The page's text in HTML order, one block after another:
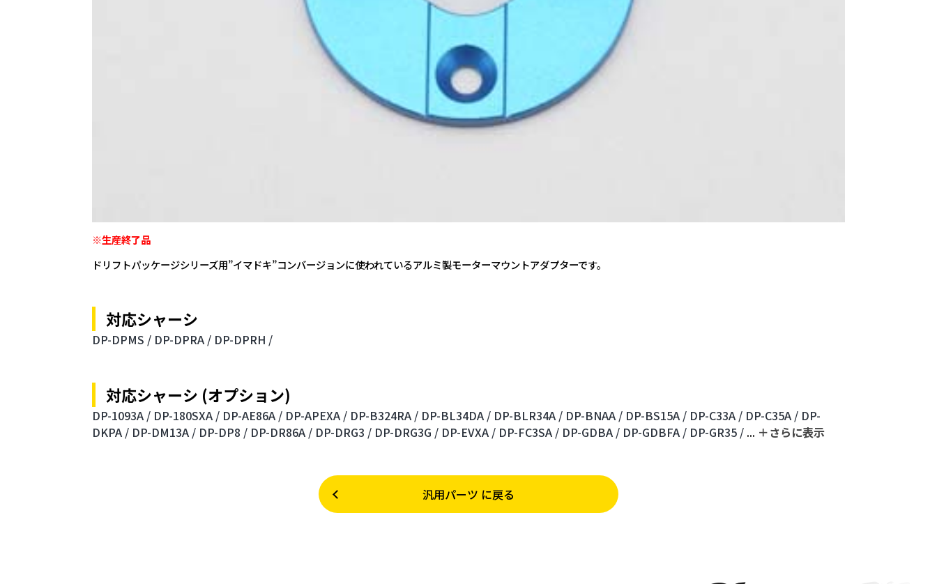
※生産終了品
ドリフトパッケージシリーズ用”イマドキ”コンバージョンに使われているアルミ製モーターマウントアダプターです。
対応シャーシ
DP-DPMS / DP-DPRA / DP-DPRH /
対応シャーシ (オプション)
DP-1093A / DP-180SXA / DP-AE86A / DP-APEXA / DP-B324RA / DP-BL34DA / DP-BLR34A / DP-BNAA / DP-BS15A / DP-C33A / DP-C35A / DP-
DKPA / DP-DM13A / DP-DP8 / DP-DR86A / DP-DRG3 / DP-DRG3G / DP-EVXA / DP-FC3SA / DP-GDBA / DP-GDBFA / DP-GR35 / ... ＋さらに表⽰
汎用パーツ に戻る